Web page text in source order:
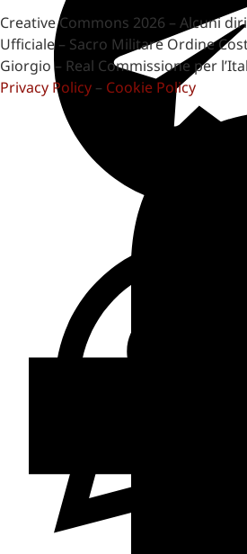
Creative Commons 2026 – Alcuni
Ufficiale – Sacro Militare Ordine
Giorgio – Real Commissione per
Privacy Policy – Cookie Policy